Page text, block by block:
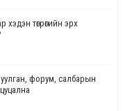
төгрөгийн эрх
форум, салбарын